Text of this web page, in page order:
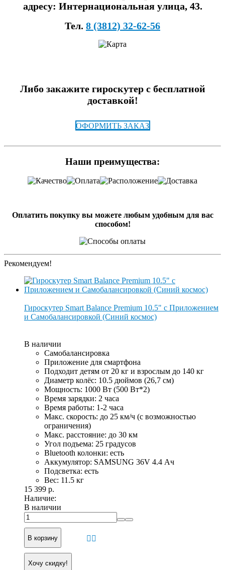
адресу: Интернациональная улица, 43.
Тел. 8 (3812) 32-62-56
Либо закажите гироскутер с бесплатной
доставкой!
ОФОРМИТЬ ЗАКАЗ
Наши преимущества:
Оплатить покупку вы можете любым удобным для вас
способом!
Рекомендуем!
Гироскутер Smart Balance Premium 10.5" с Приложением
и Самобалансировкой (Синий космос)
В наличии
Самобалансировка
Приложение для смартфона
Подходит детям от 20 кг и взрослым до 140 кг
Диаметр колёс: 10.5 дюймов (26,7 см)
Мощность: 1000 Вт (500 Вт*2)
Время зарядки: 2 часа
Время работы: 1-2 часа
Макс. скорость: до 25 км/ч (с возможностью
ограничения)
Макс. расстояние: до 30 км
Угол подъема: 25 градусов
Bluetooth колонки: есть
Аккумулятор: SAMSUNG 36V 4.4 Ач
Подсветка: есть
Вес: 11.5 кг
15 399 р.
Наличие:
В наличии
В корзину
Хочу скидку!